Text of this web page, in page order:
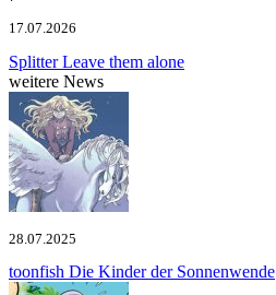
17.07.2026
SplitterLeave them alone
weitere News
28.07.2025
toonfish Die Kinder der Sonnenwende